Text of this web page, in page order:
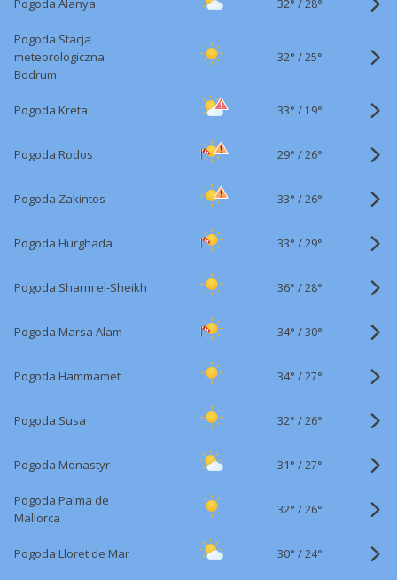
Pogoda Alanya 28°
Pogoda Stacja
meteorologiczna
Bodrum
32° /25°
Pogoda Kreta 33° / 19°
Pogoda Rodos 29° /26°
Pogoda Zakintos 33° /26°
Pogoda Hurghada 33° /29°
Pogoda Sharm el-Sheikh 36° /28°
Pogoda Marsa Alam 34° /30°
Pogoda Hammamet 34° /27°
Pogoda Susa 32° /26°
Pogoda Monastyr 31° /27°
Pogoda Palma de
Mallorca
32° /26°
Pogoda Lloret de Mar 30° /24°